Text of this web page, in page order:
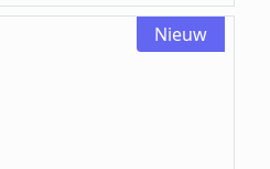
Nieuw